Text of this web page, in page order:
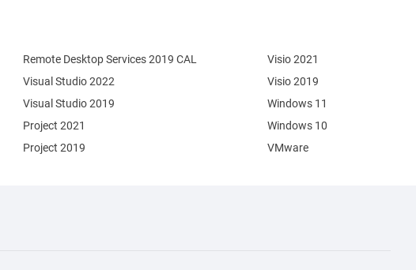
Remote Desktop Services 2019 CAL
Visual Studio 2022
Visual Studio 2019
Project 2021
Project 2019
Visio 2021
Visio 2019
Windows 11
Windows 10
VMware